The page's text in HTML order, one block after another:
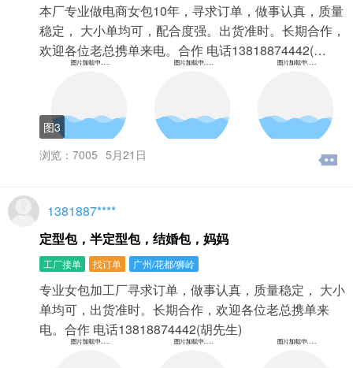
本厂专业做电商女包10年，寻求订单，做事认真，质量
稳定， 大小单均可，配合度强。出货准时。长期合作，
欢迎各位老总携单来电。合作 电话13818874442(…
图3
浏览：7005 5月21日
1381887****
定型包，半定型包，结婚包，妈妈
工厂接单 找订单 广州/花都/狮岭
专业女包加工厂寻求订单，做事认真，质量稳定， 大小
单均可，出货准时。长期合作，欢迎各位老总携单来
电。合作 电话13818874442(胡先生)